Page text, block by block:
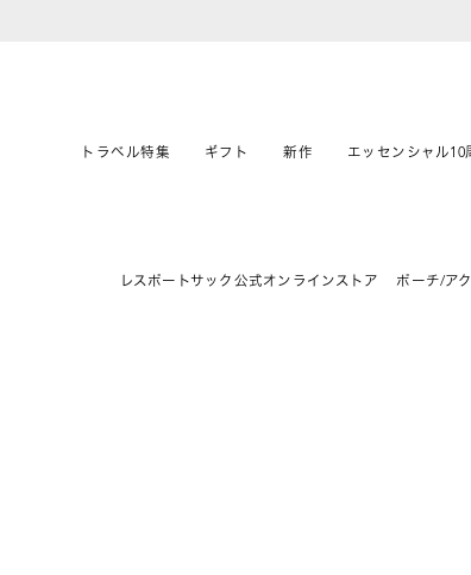
トラベル特集 ギフト 新作 エッセンシャル10
レスポートサック公式オンラインストア ポーチ/ア